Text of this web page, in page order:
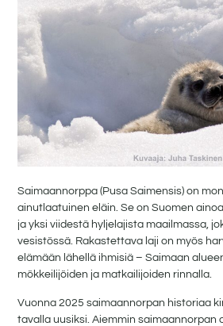
Saimaannorppa (Pusa Saimensis) on
ainutlaatuinen eläin. Se on Suomen
ja yksi viidestä hyljelajista maailmassa,
vesistössä. Rakastettava laji on myös
elämään lähellä ihmisiä – Saimaan
mökkeilijöiden ja matkailijoiden rinnalla.
Vuonna 2025 saimaannorpan historiaa
tavalla uusiksi. Aiemmin saimaannorpan